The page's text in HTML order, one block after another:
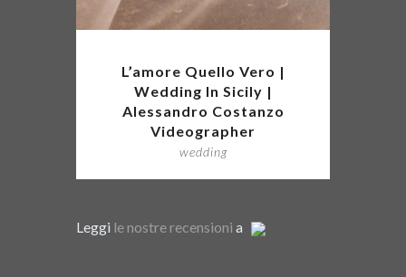
L’amore Quello Vero |
Wedding In Sicily |
Alessandro Costanzo
Videographer
wedding
Leggi le nostre recensioni a